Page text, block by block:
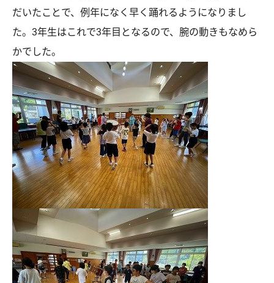
だいたことで、例年になく早く踊れるようになりまし
た。3年生はこれで3年目となるので、腕の動きもなめら
かでした。